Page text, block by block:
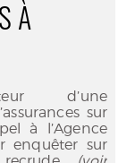
À
d’une
sur
à l’Agence
enquêter sur